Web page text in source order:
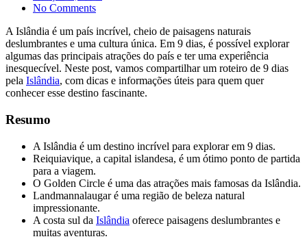
No Comments
A Islândia é um país incrível, cheio de paisagens naturais
deslumbrantes e uma cultura única. Em 9 dias, é possível explorar
algumas das principais atrações do país e ter uma experiência
inesquecível. Neste post, vamos compartilhar um roteiro de 9 dias
pela Islândia, com dicas e informações úteis para quem quer
conhecer esse destino fascinante.
Resumo
A Islândia é um destino incrível para explorar em 9 dias.
Reiquiavique, a capital islandesa, é um ótimo ponto de partida
para a viagem.
O Golden Circle é uma das atrações mais famosas da Islândia.
Landmannalaugar é uma região de beleza natural
impressionante.
A costa sul da Islândia oferece paisagens deslumbrantes e
muitas aventuras.